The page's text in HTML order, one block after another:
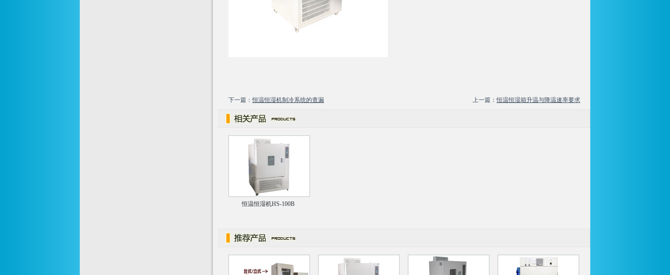
下一篇：恒温恒湿机制冷系统的查漏 上一篇：恒温恒湿箱升温与降温速率要求
恒温恒湿机HS-100B